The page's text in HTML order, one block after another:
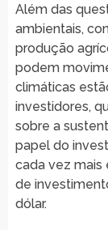
Além das
ambientais,
produção
podem
climáticas
investidores,
sobre a
papel do
cada vez mais
de
dólar.